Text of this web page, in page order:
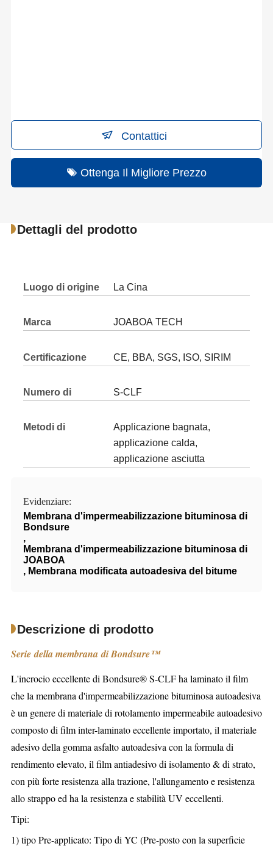
Contattici
Ottenga Il Migliore Prezzo
Dettagli del prodotto
Luogo di origine La Cina
Marca JOABOA TECH
Certificazione CE, BBA, SGS, ISO, SIRIM
Numero di
S-CLF
Metodi di
Applicazione bagnata,
applicazione calda,
applicazione asciutta
Evidenziare:
Membrana d'impermeabilizzazione bituminosa di
Bondsure
,
Membrana d'impermeabilizzazione bituminosa di
JOABOA
, Membrana modificata autoadesiva del bitume
Descrizione di prodotto
Serie della membrana di Bondsure™
L'incrocio eccellente di Bondsure® S-CLF ha laminato il film
che la membrana d'impermeabilizzazione bituminosa autoadesiva
è un genere di materiale di rotolamento impermeabile autoadesivo
composto di film inter-laminato eccellente importato, il materiale
adesivo della gomma asfalto autoadesiva con la formula di
rendimento elevato, il film antiadesivo di isolamento & di strato,
con più forte resistenza alla trazione, l'allungamento e resistenza
allo strappo ed ha la resistenza e stabilità UV eccellenti.
Tipi:
1) tipo Pre-applicato: Tipo di YC (Pre-posto con la superficie